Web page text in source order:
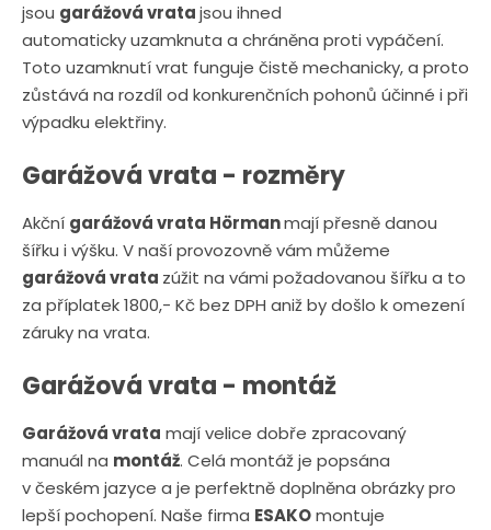
jsou garážová vratajsou ihned
automaticky uzamknuta a chráněna proti vypáčení.
Toto uzamknutí vrat funguje čistě mechanicky, a proto
zůstává na rozdíl od konkurenčních pohonů účinné i při
výpadku elektřiny.
Garážová vrata - rozměry
Akční garážová vrata Hörmanmají přesně danou
šířku i výšku. V naší provozovně vám můžeme
garážová vrata zúžit na vámi požadovanou šířku a to
za příplatek 1800,- Kč bez DPH aniž by došlo k omezení
záruky na vrata.
Garážová vrata - montáž
Garážová vrata mají velice dobře zpracovaný
manuál na montáž. Celá montáž je popsána
v českém jazyce a je perfektně doplněna obrázky pro
lepší pochopení. Naše firma ESAKOmontuje